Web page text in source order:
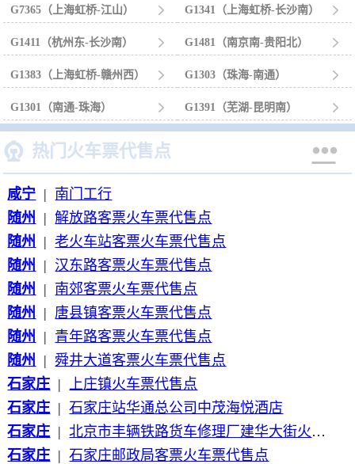
G7365（上海虹桥-江山）  G1341（上海虹桥-长沙南） 
G1411（杭州东-长沙南）  G1481（南京南-贵阳北） 
G1383（上海虹桥-赣州西）  G1303（珠海-南通） 
G1301（南通-珠海）  G1391（芜湖-昆明南） 
 热门火车票代售点 
咸宁 | 南门工行
随州
| 解放路客票火车票代售点
随州
| 老火车站客票火车票代售点
随州
| 汉东路客票火车票代售点
随州
| 南郊客票火车票代售点
随州
| 唐县镇客票火车票代售点
随州
| 青年路客票火车票代售点
随州
| 舜井大道客票火车票代售点
石家庄 |
上庄镇火车票代售点
石家庄 | 石家庄站华通总公司中茂海悦酒店
石家庄 | 北京市丰辆铁路货车修理厂建华大街火车票代售点
石家庄 | 石家庄邮政局客票火车票代售点